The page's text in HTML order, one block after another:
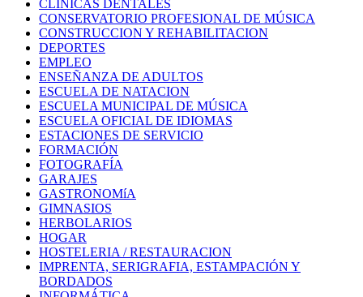
CLINICAS DENTALES
CONSERVATORIO PROFESIONAL DE MÚSICA
CONSTRUCCION Y REHABILITACION
DEPORTES
EMPLEO
ENSEÑANZA DE ADULTOS
ESCUELA DE NATACION
ESCUELA MUNICIPAL DE MÚSICA
ESCUELA OFICIAL DE IDIOMAS
ESTACIONES DE SERVICIO
FORMACIÓN
FOTOGRAFÍA
GARAJES
GASTRONOMíA
GIMNASIOS
HERBOLARIOS
HOGAR
HOSTELERIA / RESTAURACION
IMPRENTA, SERIGRAFIA, ESTAMPACIÓN Y
BORDADOS